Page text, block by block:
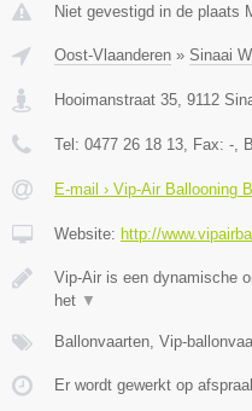
Niet gevestigd in de plaats
Oost-Vlaanderen » Sinaai
Hooimanstraat 35, 9112
Tel: 0477 26 18 13, Fax: -,
E-mail › Vip-Air Ballooning
Website: http://
Vip-Air is een dynamische
het ▼
Ballonvaarten, Vip-
Er wordt gewerkt op